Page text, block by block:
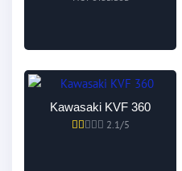
Kawasaki KVF 360
2.1/5